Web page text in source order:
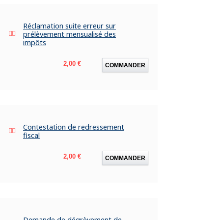
Réclamation suite erreur sur
prélèvement mensualisé des
impôts
Prix
2,00 € COMMANDER
Contestation de redressement
fiscal
Prix
2,00 € COMMANDER